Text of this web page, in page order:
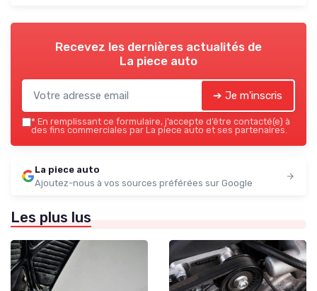
Recevez les dernières actualités de
La piece auto
➔ Je m'inscris
* En remplissant ce formulaire, j’accepte d’être contacté(e) à
des fins commerciales par La piece auto et ses partenaires.
La piece auto
Ajoutez-nous à vos sources préférées sur Google
Les plus lus